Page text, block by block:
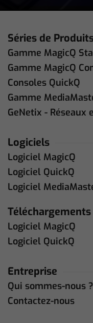
Séries de
Gamme MagicQ
Gamme MagicQ
Consoles QuickQ
Gamme
GeNetix -
Logiciels
Logiciel MagicQ
Logiciel QuickQ
Logiciel
Téléchargements
Logiciel MagicQ
Logiciel QuickQ
Entreprise
Qui sommes-nous ?
Contactez-nous